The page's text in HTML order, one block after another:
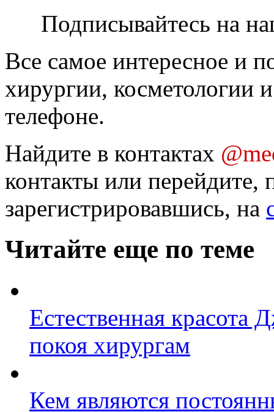
Подписывайтесь на
Все самое интересное и
хирургии, косметологии
телефоне.
Найдите в контактах
контакты или перейдите,
зарегистрировавшись, на
Читайте еще по теме
Естественная красота
покоя хирургам
Кем являются